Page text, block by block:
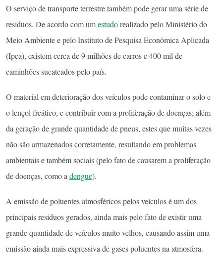
O serviço de transporte terrestre também pode gerar uma série de
resíduos. De acordo com umestudorealizado pelo Ministério do
Meio Ambiente e pelo Instituto de Pesquisa Econômica Aplicada
(Ipea), existem cerca de 9 milhões de carros e 400 mil de
caminhões sucateados pelo país.
O material em deterioração dos veículos pode contaminar o solo e
o lençol freático, e contribuir com a proliferação de doenças; além
da geração de grande quantidade de pneus, estes que muitas vezes
não são armazenados corretamente, resultando em problemas
ambientais e também sociais (pelo fato de causarem a proliferação
de doenças, como a dengue).
A emissão de poluentes atmosféricos pelos veículos é um dos
principais resíduos gerados, ainda mais pelo fato de existir uma
grande quantidade de veículos muito velhos, causando assim uma
emissão ainda mais expressiva de gases poluentes na atmosfera.